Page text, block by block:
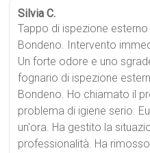
Silvia C.
Tappo di ispezione
Bondeno. Intervento
Un forte odore e uno
fognario di ispezione
Bondeno. Ho chiamato il
problema di igiene serio.
un'ora. Ha gestito la
professionalità. Ha